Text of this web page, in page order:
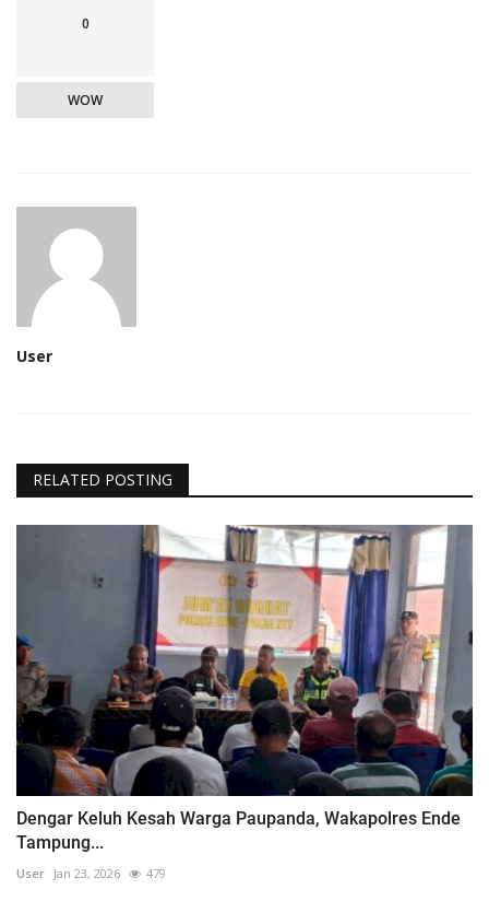
0
WOW
User
RELATED POSTING
Dengar Keluh Kesah Warga Paupanda, Wakapolres Ende
Tampung...
User Jan 23, 2026 479